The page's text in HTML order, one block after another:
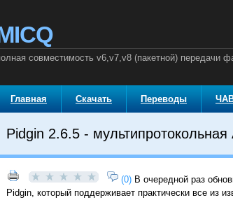
совместимость v6,v7,v8 (пакетной) передачи
Главная Скачать Переводы
Pidgin 2.6.5 - мультипротокольная
(0) В очередной раз
Pidgin, который поддерживает практически все из